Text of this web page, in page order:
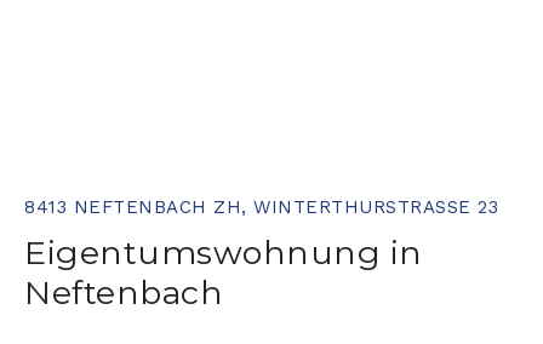
8413 NEFTENBACH ZH, WINTERTHURSTRASSE 23
Eigentumswohnung in
Neftenbach